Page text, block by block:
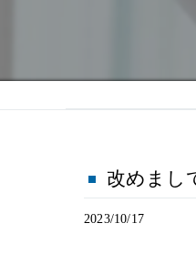
改めまし
2023/10/17